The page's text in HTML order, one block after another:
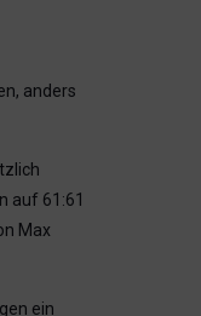
anders
auf 61:61
Max
ein